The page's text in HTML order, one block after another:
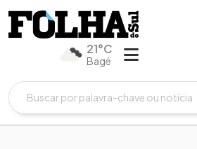
21°C
Bagé